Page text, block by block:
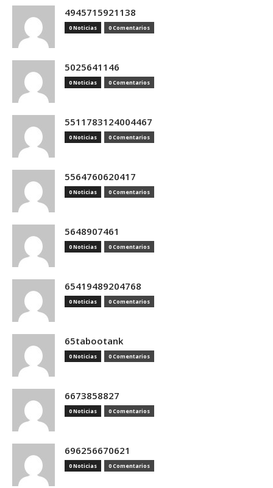
4945715921138
0 Noticias 0 Comentarios
5025641146
0 Noticias 0 Comentarios
5511783124004467
0 Noticias 0 Comentarios
5564760620417
0 Noticias 0 Comentarios
5648907461
0 Noticias 0 Comentarios
65419489204768
0 Noticias 0 Comentarios
65tabootank
0 Noticias 0 Comentarios
6673858827
0 Noticias 0 Comentarios
696256670621
0 Noticias 0 Comentarios